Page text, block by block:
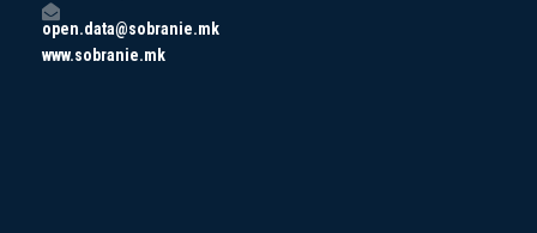
open.data@sobranie.mk
www.sobranie.mk